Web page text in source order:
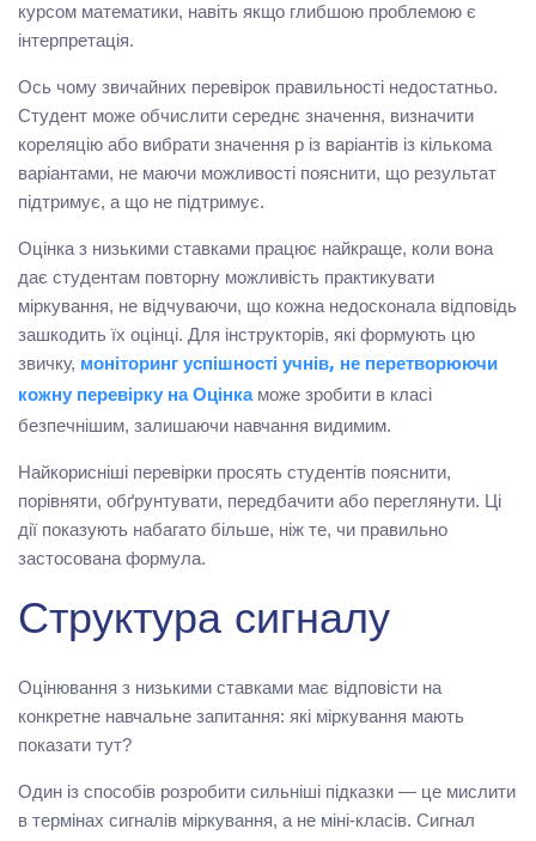
курсом математики, навіть якщо глибшою проблемою є
інтерпретація.
Ось чому звичайних перевірок правильності недостатньо.
Студент може обчислити середнє значення, визначити
кореляцію або вибрати значення p із варіантів із кількома
варіантами, не маючи можливості пояснити, що результат
підтримує, а що не підтримує.
Оцінка з низькими ставками працює найкраще, коли вона
дає студентам повторну можливість практикувати
міркування, не відчуваючи, що кожна недосконала відповідь
зашкодить їх оцінці. Для інструкторів, які формують цю
звичку, моніторинг успішності учнів, не перетворюючи
кожну перевірку на Оцінкаможе зробити в класі
безпечнішим, залишаючи навчання видимим.
Найкорисніші перевірки просять студентів пояснити,
порівняти, обґрунтувати, передбачити або переглянути. Ці
дії показують набагато більше, ніж те, чи правильно
застосована формула.
Структура сигналу
Оцінювання з низькими ставками має відповісти на
конкретне навчальне запитання: які міркування мають
показати тут?
Один із способів розробити сильніші підказки — це мислити
в термінах сигналів міркування, а не міні-класів. Сигнал